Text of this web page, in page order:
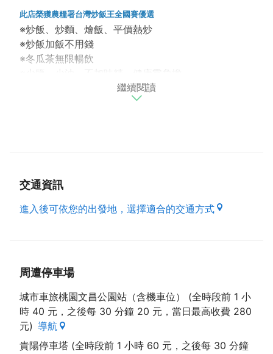
此店榮獲農糧署台灣炒飯王全國賽優選
※炒飯、炒麵、燴飯、平價熱炒
※炒飯加飯不用錢
※冬瓜茶無限暢飲
※少鹽、少油、不加味精，健康零負擔
※用心做好每一份餐點呈現給您
起司茄汁蝦仁培根／櫻花蝦炒飯／海鮮什錦炒麵／夏威
繼續閱讀
交通資訊
進入後可依您的出發地，選擇適合的交通方式
周遭停車場
城市車旅桃園文昌公園站（含機車位） (全時段前 1 小
時 40 元，之後每 30 分鐘 20 元，當日最高收費 280
元) 導航
貴陽停車塔 (全時段前 1 小時 60 元，之後每 30 分鐘